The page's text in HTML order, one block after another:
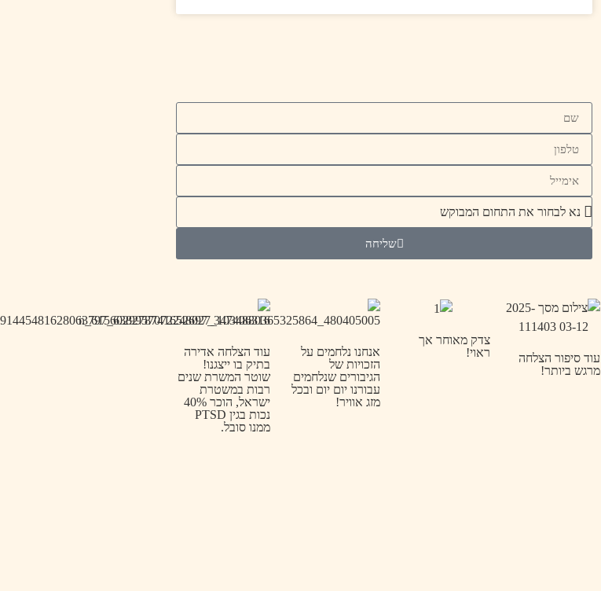
שליחה
עוד סיפור הצלחה
מרגש ביותר!
צדק מאוחר אך
ראוי!
אנחנו נלחמים על
הזכויות של
הגיבורים שנלחמים
עבורנו יום יום ובכל
מזג אוויר!
עוד הצלחה אדירה
בתיק בו ייצגנו!
שוטר המשרת שנים
רבות במשטרת
ישראל, הוכר 40%
נכות בגין PTSD
ממנו סובל.